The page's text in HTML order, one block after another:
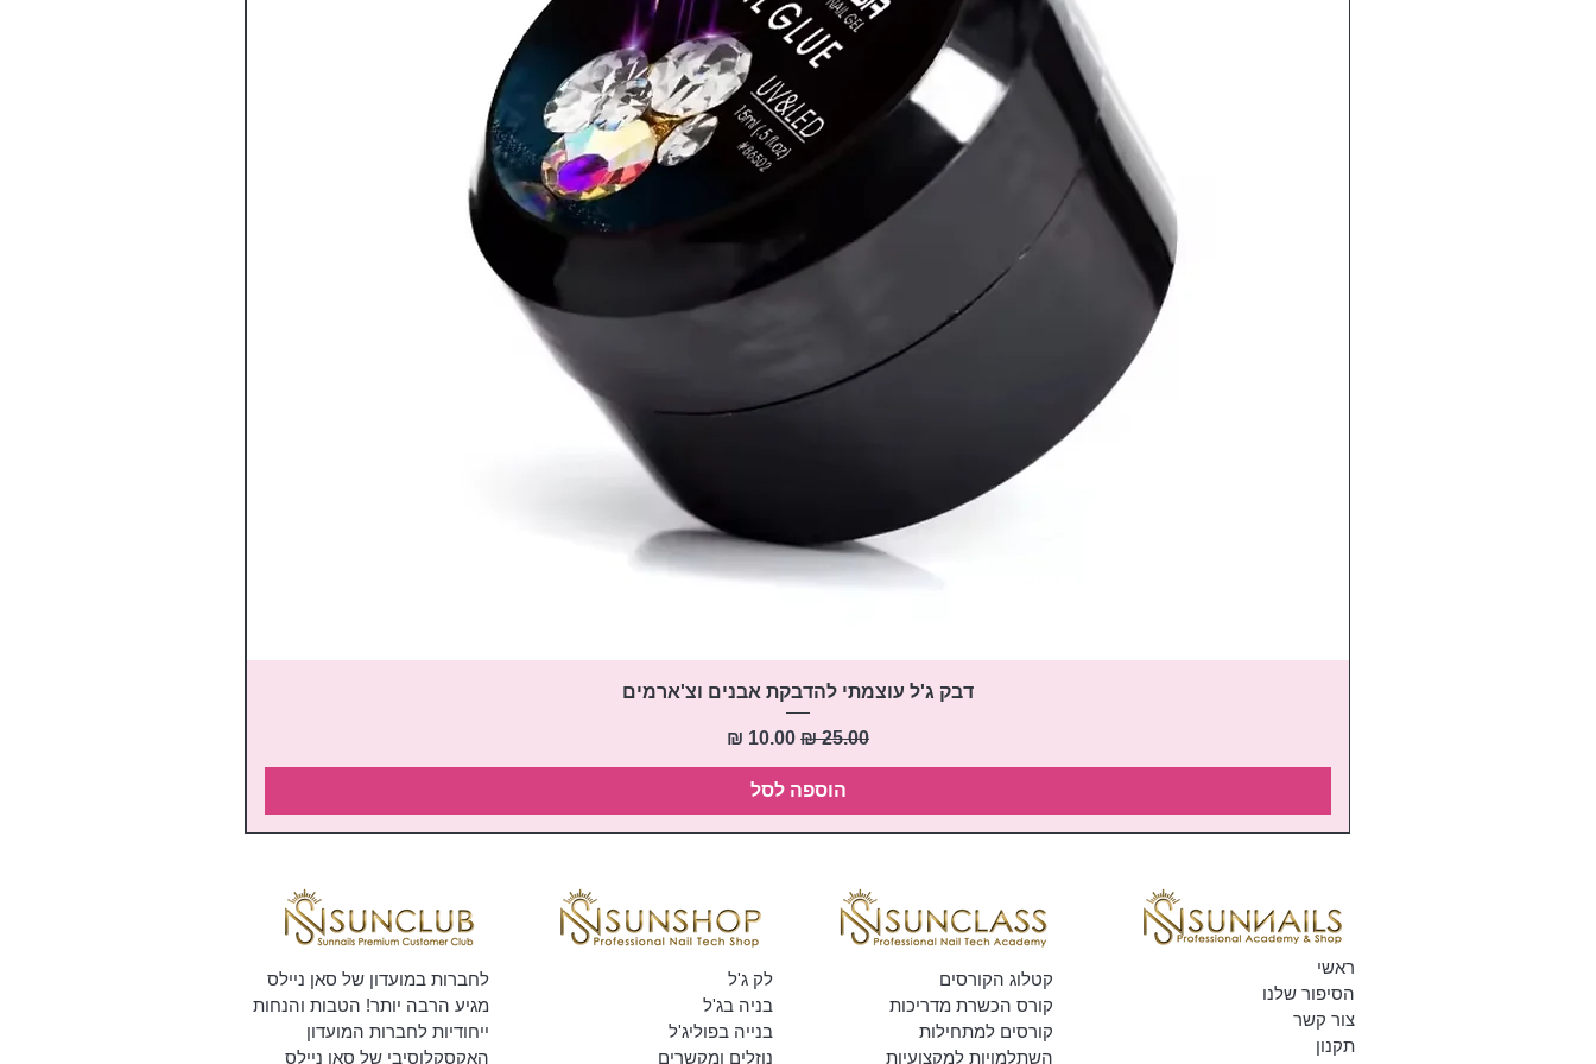
תצוגה מהירה
דבק ג'ל עוצמתי להדבקת אבנים וצ'ארמים
מחיר רגילמחיר מבצע
הוספה לסל
לחברות במועדון של סאן ניילס
מגיע הרבה יותר! הטבות והנחות
ייחודיות לחברות המועדון
האקסקלוסיבי של סאן ניילס
לק ג'ל
בניה בג'ל
בנייה בפוליג'ל
נוזלים ומקשרים
קטלוג הקורסים
קורס הכשרת מדריכות
קורסים למתחילות
השתלמויות למקצועיות
ראשי
הסיפור שלנו
צור קשר
תקנון